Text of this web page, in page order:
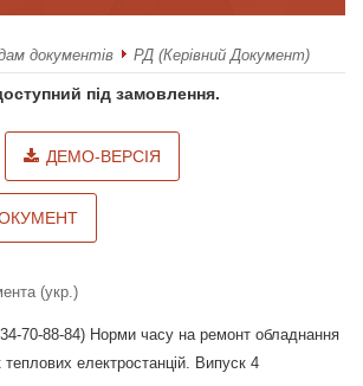
документів РД (Керівний Документ)
під замовлення.
ДЕМО-ВЕРСІЯ
(укр.)
70-88-84) Норми часу на ремонт обладнання
електростанцій. Випуск 4